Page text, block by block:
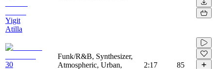
Yigit
Atilla
30
Funk/R&B, Synthesizer,
Atmospheric, Urban,
2:17 85